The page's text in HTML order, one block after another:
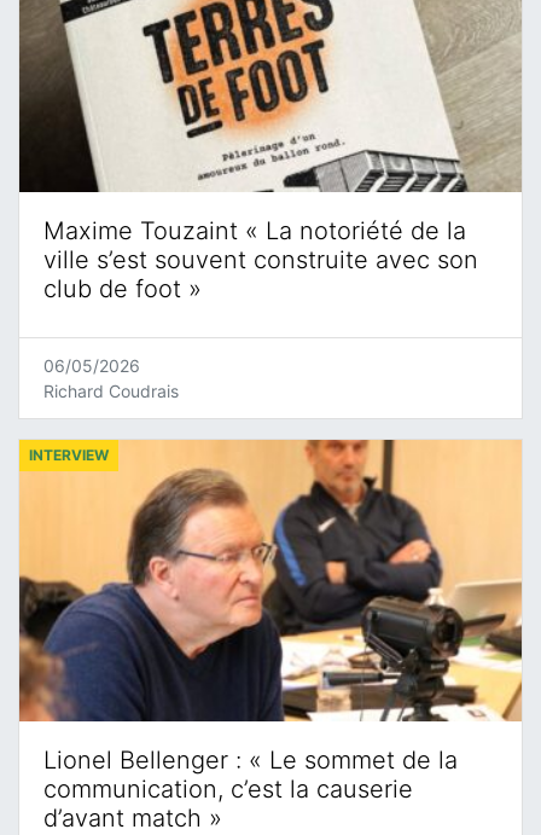
Maxime Touzaint « La notoriété de la
ville s’est souvent construite avec son
club de foot »
06/05/2026
Richard Coudrais
Lionel Bellenger : « Le sommet de la
communication, c’est la causerie
d’avant match »
INTERVIEW